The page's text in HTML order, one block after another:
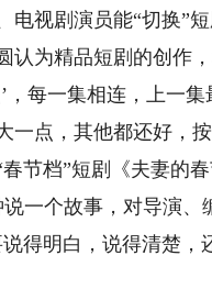
视剧演员能“切换”短
为精品短剧的创作，
，每一集相连，上一
一点，其他都还好，
档”短剧《夫妻的春
一个故事，对导演、
明白，说得清楚，